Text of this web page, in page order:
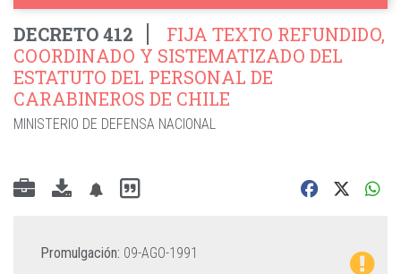
DECRETO 412
FIJA TEXTO REFUNDIDO,
COORDINADO Y SISTEMATIZADO DEL
ESTATUTO DEL PERSONAL DE
CARABINEROS DE CHILE
MINISTERIO DE DEFENSA NACIONAL
Promulgación: 09-AGO-1991